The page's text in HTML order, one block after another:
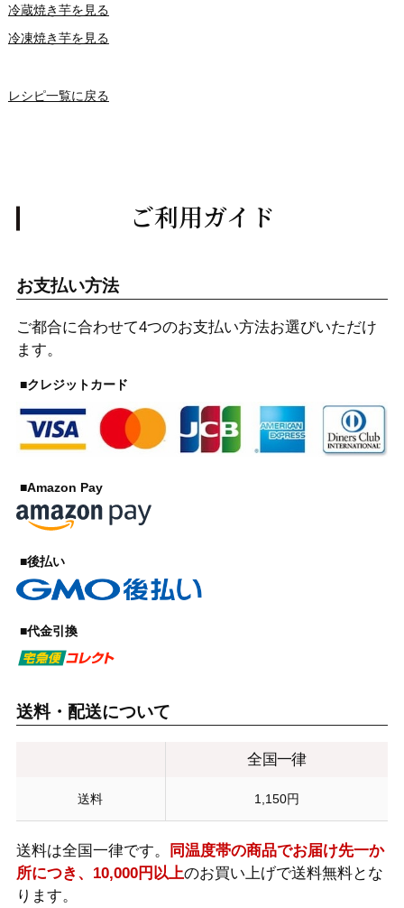
冷蔵焼き芋を見る
冷凍焼き芋を見る
レシピ一覧に戻る
ご利用ガイド
お支払い方法
ご都合に合わせて4つのお支払い方法お選びいただけ
ます。
■クレジットカード
■Amazon Pay
■後払い
■代金引換
送料・配送について
全国一律
送料 1,150円
送料は全国一律です。
同温度帯の商品でお届け先一か
所につき、10,000円以上のお買い上げで送料無料とな
ります。